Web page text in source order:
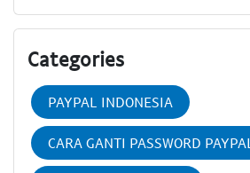
Categories
PAYPAL INDONESIA
CARA GANTI PASSWORD PAYPAL